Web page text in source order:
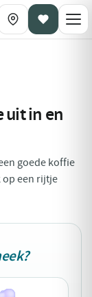
uit in en
goede koffie
op een rijtje